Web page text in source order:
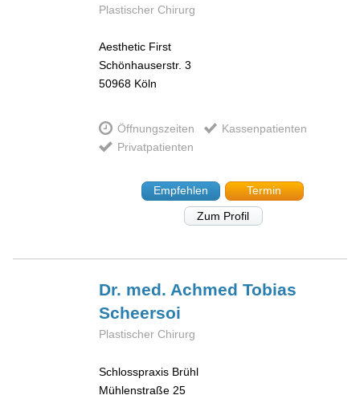
Plastischer Chirurg
Aesthetic First
Schönhauserstr. 3
50968 Köln
Öffnungszeiten
Kassenpatienten
Privatpatienten
Empfehlen
Termin
Zum Profil
Dr. med. Achmed Tobias
Scheersoi
Plastischer Chirurg
Schlosspraxis Brühl
Mühlenstraße 25